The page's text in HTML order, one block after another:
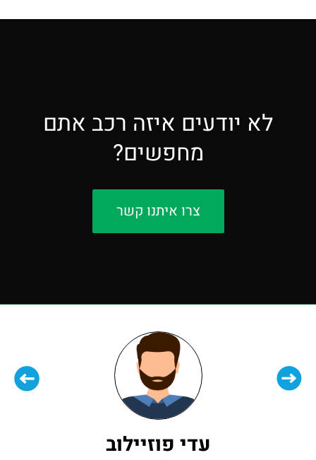
לא יודעים איזה רכב אתם
מחפשים?
צרו איתנו קשר
עדי פוזיילוב